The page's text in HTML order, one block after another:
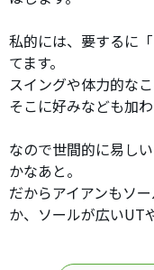
私的には、要するに
てます。
スイングや体力的なこ
そこに好みなども加わ
なので世間的に易し
かなあと。
だからアイアンもソ
か、ソールが広いUT